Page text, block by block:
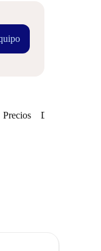
Precios Disponibilidades